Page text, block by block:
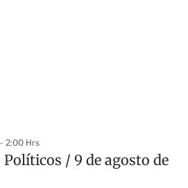
2:00 Hrs
Políticos / 9 de agosto de